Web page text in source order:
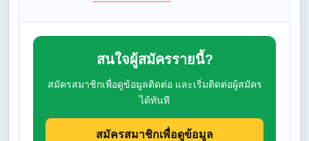
สนใจผู้สมัครรายนี้?
สมัครสมาชิกเพื่อดูข้อมูลติดต่อ และเริ่มติดต่อผู้สมัคร
ได้ทันที
สมัครสมาชิกเพื่อดูข้อมูล